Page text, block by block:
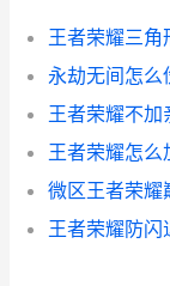
永劫无间怎么
王者荣耀怎么